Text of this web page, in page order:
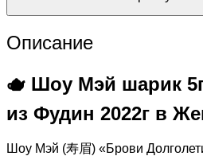
Описание
🫖 Шоу Мэй шарик
из Фудин 2022г в
Шоу Мэй (寿眉) «Брови